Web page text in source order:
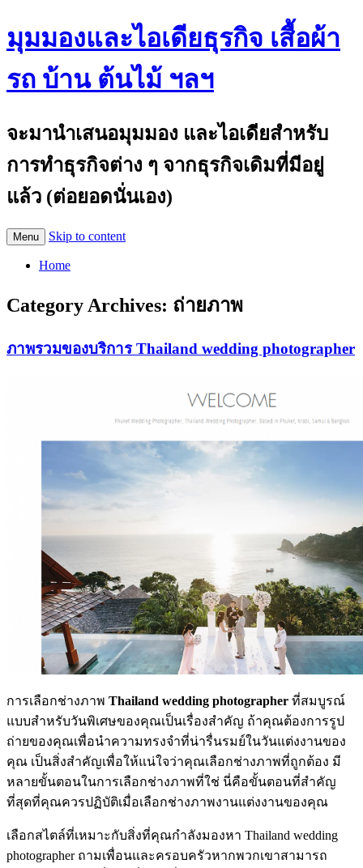
มุมมองและไอเดียธุรกิจ เสื้อผ้า
รถ บ้าน ต้นไม้ ฯลฯ
จะมานำเสนอมุมมอง และไอเดียสำหรับ
การทำธุรกิจต่าง ๆ จากธุรกิจเดิมที่มีอยู่
แล้ว (ต่อยอดนั่นเอง)
Menu Skip to content
Home
Category Archives: ถ่ายภาพ
ภาพรวมของบริการ Thailand wedding photographer
การเลือกช่างภาพ Thailand wedding photographer ที่สมบูรณ์
แบบสำหรับวันพิเศษของคุณเป็นเรื่องสำคัญ ถ้าคุณต้องการรูป
ถ่ายของคุณเพื่อนำความทรงจำที่น่ารื่นรมย์ในวันแต่งงานของ
คุณ เป็นสิ่งสำคัญเพื่อให้แน่ใจว่าคุณเลือกช่างภาพที่ถูกต้อง มี
หลายขั้นตอนในการเลือกช่างภาพที่ใช่ นี่คือขั้นตอนที่สำคัญ
ที่สุดที่คุณควรปฏิบัติเมื่อเลือกช่างภาพงานแต่งงานของคุณ
เลือกสไตล์ที่เหมาะกับสิ่งที่คุณกำลังมองหา Thailand wedding
photographer ถามเพื่อนและครอบครัวหากพวกเขาสามารถ